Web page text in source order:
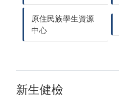
原住民族學生資源
中心
新生健檢